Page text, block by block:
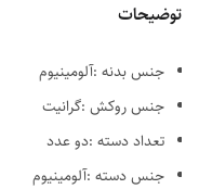
توضیحات
جنس بدنه :آلومینیوم
جنس روکش :گرانیت
تعداد دسته :دو عدد
جنس دسته :آلومینیوم